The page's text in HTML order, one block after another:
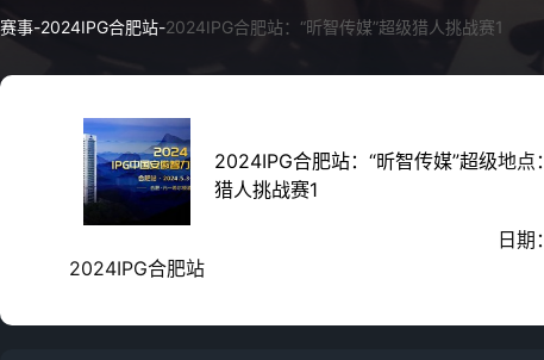
赛事-2024IPG合肥站-2024IPG合肥站：“昕智传媒”超级猎人挑战赛1
2024IPG合肥站
2024IPG合肥站：“昕智传媒”超级
猎人挑战赛1
地点：
日期：